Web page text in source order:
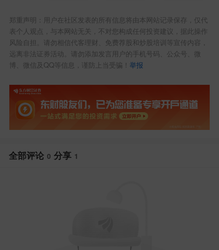
郑重声明：用户在社区发表的所有信息将由本网站记录保存，仅代
表个人观点，与本网站无关，不对您构成任何投资建议，据此操作
风险自担。请勿相信代客理财、免费荐股和炒股培训等宣传内容，
远离非法证券活动。请勿添加发言用户的手机号码、公众号、微
博、微信及QQ等信息，谨防上当受骗！举报
全部评论 0 分享 1